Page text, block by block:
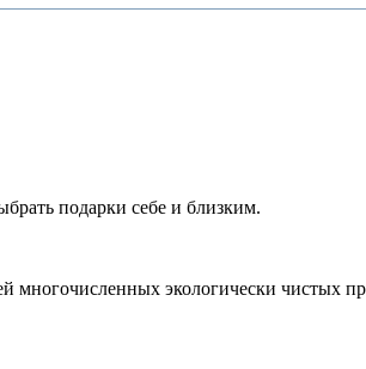
подарки себе и близким.
многочисленных экологически чистых